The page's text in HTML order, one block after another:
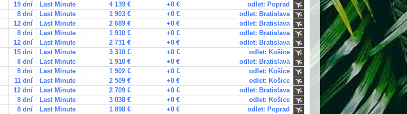
19 dní Last Minute 4 139 € +0 €
odlet: Poprad
8 dní Last Minute 1 903 € +0 €
odlet: Bratislava
12 dní Last Minute 2 689 € +0 €
odlet: Bratislava
8 dní Last Minute 1 910 € +0 €
odlet: Bratislava
12 dní Last Minute 2 731 € +0 €
odlet: Bratislava
15 dní Last Minute 3 310 € +0 €
odlet: Košice
8 dní Last Minute 1 910 € +0 €
odlet: Bratislava
8 dní Last Minute 1 902 € +0 €
odlet: Košice
11 dní Last Minute 2 509 € +0 €
odlet: Košice
12 dní Last Minute 2 709 € +0 €
odlet: Bratislava
8 dní Last Minute 3 038 € +0 €
odlet: Košice
8 dní Last Minute 1 898 € +0 €
odlet: Poprad